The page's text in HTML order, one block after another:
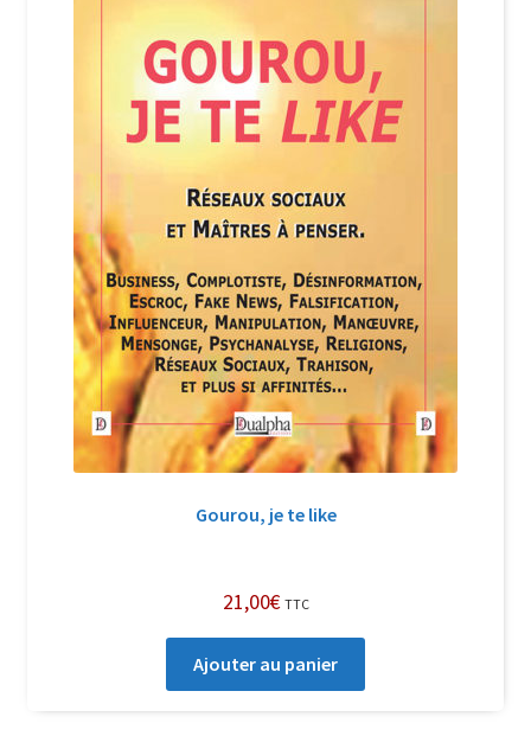
Login Customizer
Nous Contacter
Politique de confidentialité et cookies
Qui sommes-nous ?
Soutien à Philippe Randa
Suivi de la Commande
Gourou, je te like
21,00€ TTC
Ajouter au panier